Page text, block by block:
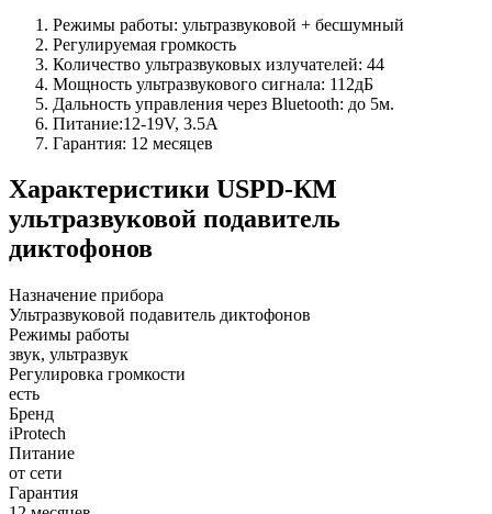
Режимы работы: ультразвуковой + бесшумный
Регулируемая громкость
Количество ультразвуковых излучателей: 44
Мощность ультразвукового сигнала: 112дБ
Дальность управления через Bluetooth: до 5м.
Питание:12-19V, 3.5A
Гарантия: 12 месяцев
Характеристики USPD-КМ
ультразвуковой подавитель
диктофонов
Назначение прибора
Ультразвуковой подавитель диктофонов
Режимы работы
звук, ультразвук
Регулировка громкости
есть
Бренд
iProtech
Питание
от сети
Гарантия